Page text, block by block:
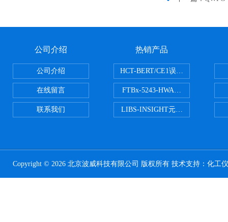
公司介绍
公司介绍
在线留言
联系我们
热销产品
HCT-BERT/CE1误码测试仪
FTBx-5243-HWA光谱分析仪
LIBS-INSIGHT元素光谱分析仪
Copyright © 2026 北京波威科技有限公司 版权所有 技术支持： 化工